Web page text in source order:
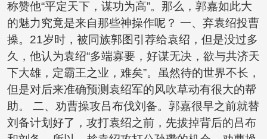
称赞他“平定天下，谋功为高”。那么，郭嘉如此大
的魅力究竟是来自那些神操作呢？ 一、弃袁绍投曹
操。21岁时，被同族郭图引荐给袁绍，但是没过多
久，他认为袁绍“多端寡要，好谋无决，欲与共济天
下大雄，定霸王之业，难矣”。虽然待的世界不长，
但是对后来准确预测袁绍军的风吹草动有很大的帮
助。 二、劝曹操攻吕布伐刘备。郭嘉很早之前就替
刘备计划好了，攻打袁绍之前，先拔掉背后的吕布